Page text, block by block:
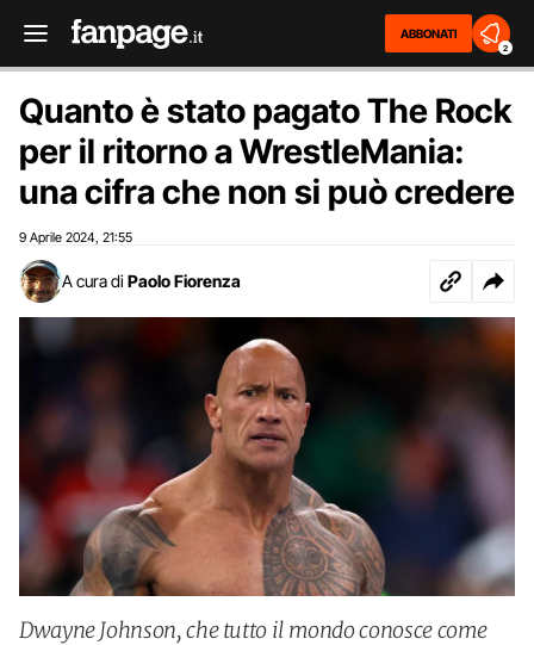
ABBONATI
2
Quanto è stato pagato The Rock
per il ritorno a WrestleMania:
una cifra che non si può credere
9 Aprile 2024 21:55
A cura di Paolo Fiorenza
Dwayne Johnson, che tutto il mondo conosce come